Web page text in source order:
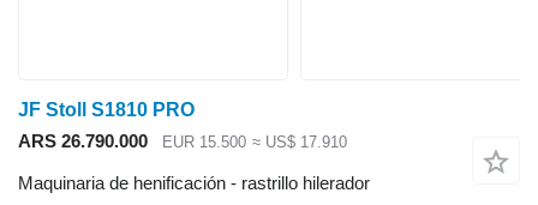
JF Stoll S1810 PRO
ARS 26.790.000
EUR 15.500 ≈ US$ 17.910
Maquinaria de henificación - rastrillo hilerador